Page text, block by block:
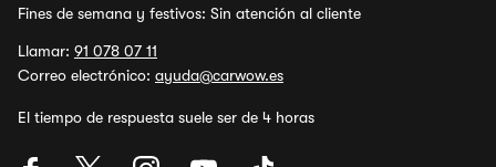
Fines de semana y festivos: Sin atención al cliente
Llamar: 91 078 07 11
Correo electrónico: ayuda@carwow.es
El tiempo de respuesta suele ser de 4 horas